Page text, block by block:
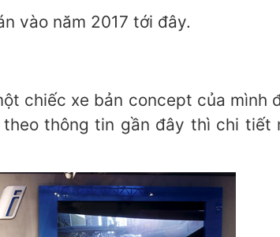
vào năm 2017 tới đây.
chiếc xe bản concept của mình
thông tin gần đây thì chi tiết